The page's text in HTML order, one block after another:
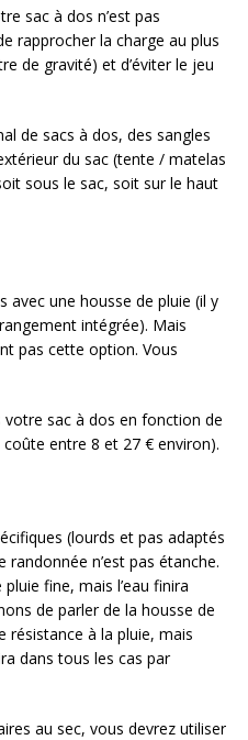
sac à dos n’est pas
rapprocher la charge au plus
de gravité) et d’éviter le jeu
de sacs à dos, des sangles
du sac (tente / matelas
sous le sac, soit sur le haut
avec une housse de pluie (il y
intégrée). Mais
pas cette option. Vous
votre sac à dos en fonction de
entre 8 et 27 € environ).
(lourds et pas adaptés
n’est pas étanche.
fine, mais l’eau finira
de parler de la housse de
résistance à la pluie, mais
dans tous les cas par
au sec, vous devrez utiliser